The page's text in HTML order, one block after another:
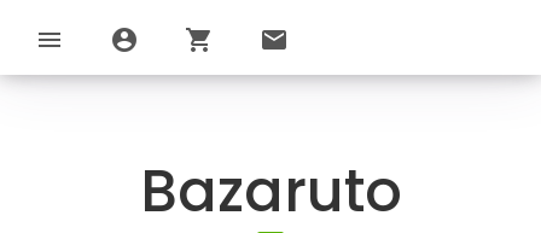
menu account_circle shopping_cart email
Bazaruto